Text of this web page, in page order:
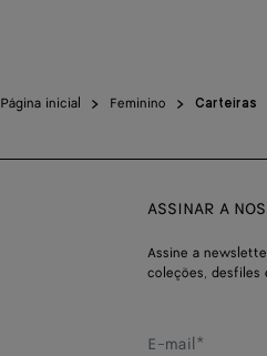
Página inicial Feminino Carteiras
ASSINAR A
Assine a
coleções, desfiles
E-mail*